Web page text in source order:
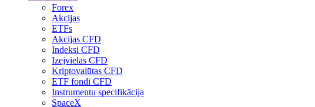
Forex
Akcijas
ETFs
Akcijas CFD
Indeksi CFD
Izejvielas CFD
Kriptovalūtas CFD
ETF fondi CFD
Instrumentu specifikācija
SpaceX